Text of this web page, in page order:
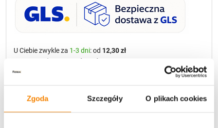
Zgoda Szczegóły O plikach cookies
U Ciebie zwykle za 1-3 dni: od 12,30 zł
Darmowa dostawa:
od 49 zł